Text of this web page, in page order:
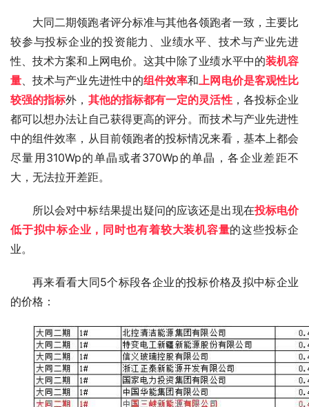
大同二期领跑者评分标准与其他各领跑者一致，主要比
较参与投标企业的投资能力、业绩水平、技术与产业先进
性、技术方案和上网电价。这其中除了业绩水平中的装机容
量、技术与产业先进性中的组件效率和上网电价是客观性比
较强的指标外， 其他的指标都有一定的灵活性，各投标企业
都可以想办法让自己获得更高的评分。而技术与产业先进性
中的组件效率，从目前领跑者的投标情况来看，基本上都会
尽量用310Wp的单晶或者370Wp的单晶，各企业差距不
大，无法拉开差距。
所以会对中标结果提出疑问的应该还是出现在投标电价
低于拟中标企业，同时也有着较大装机容量的这些投标企
业。
再来看看大同5个标段各企业的投标价格及拟中标企业
的价格：